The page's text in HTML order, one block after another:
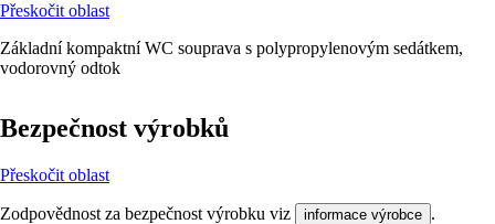
Přeskočit oblast
Základní kompaktní WC souprava s polypropylenovým sedátkem,
vodorovný odtok
Bezpečnost výrobků
Přeskočit oblast
Zodpovědnost za bezpečnost výrobku viz informace výrobce .